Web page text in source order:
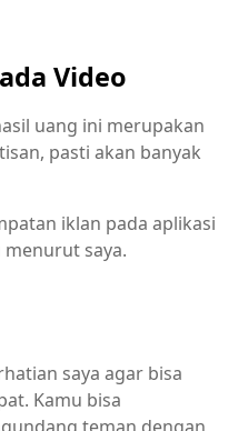
Video
uang ini merupakan
pasti akan banyak
iklan pada aplikasi
saya.
saya agar bisa
Kamu bisa